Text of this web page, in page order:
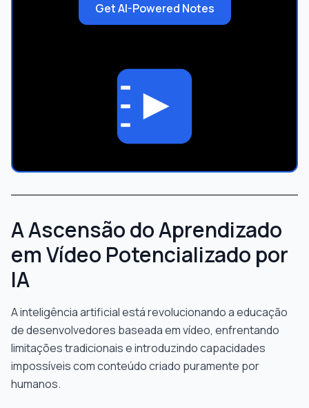
Get AI-Powered Notes
A Ascensão do Aprendizado
em Vídeo Potencializado por
IA
A inteligência artificial está revolucionando a educação
de desenvolvedores baseada em vídeo, enfrentando
limitações tradicionais e introduzindo capacidades
impossíveis com conteúdo criado puramente por
humanos.